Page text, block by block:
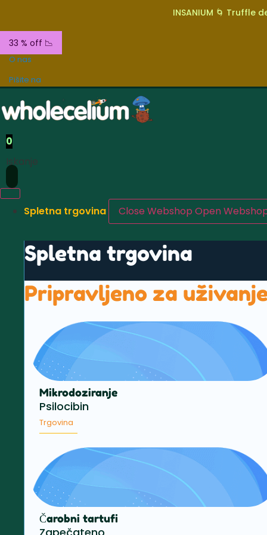
INSANIUM 🌀 Truffle
33 % off 📉
O nas
Pišite na
0
Iskanje
Spletna trgovina Close Webshop Open
Spletna trgovina
Pripravljeno za
Mikrodoziranje
Psilocibin
Trgovina
Čarobni tartufi